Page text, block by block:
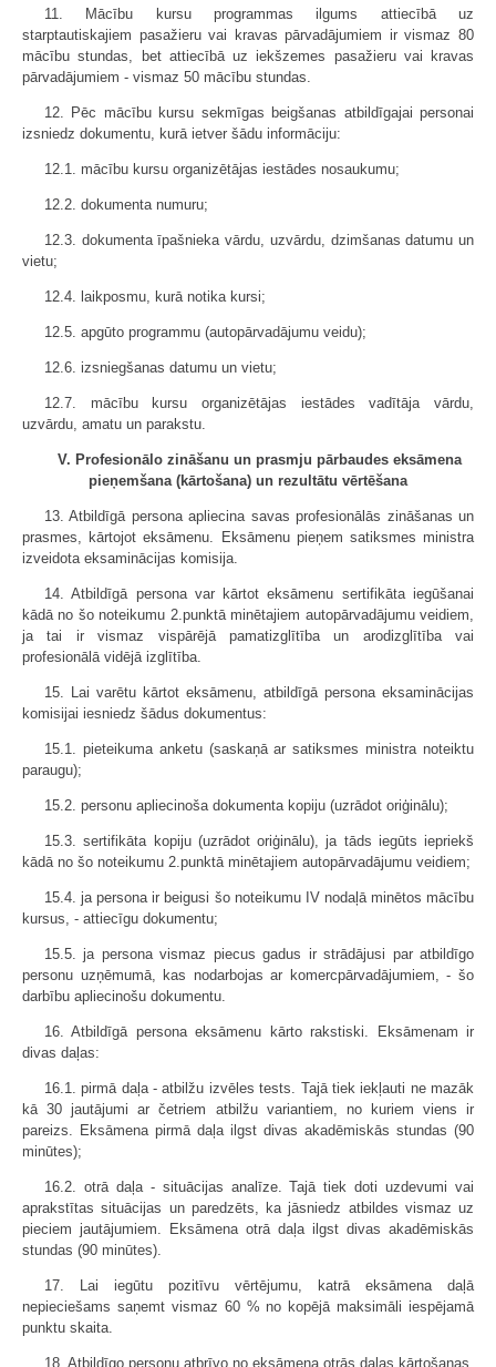
11. Mācību kursu programmas ilgums attiecībā uz
starptautiskajiem pasažieru vai kravas pārvadājumiem ir vismaz 80
mācību stundas, bet attiecībā uz iekšzemes pasažieru vai kravas
pārvadājumiem - vismaz 50 mācību stundas.
12. Pēc mācību kursu sekmīgas beigšanas atbildīgajai personai
izsniedz dokumentu, kurā ietver šādu informāciju:
12.1. mācību kursu organizētājas iestādes nosaukumu;
12.2. dokumenta numuru;
12.3. dokumenta īpašnieka vārdu, uzvārdu, dzimšanas datumu un
vietu;
12.4. laikposmu, kurā notika kursi;
12.5. apgūto programmu (autopārvadājumu veidu);
12.6. izsniegšanas datumu un vietu;
12.7. mācību kursu organizētājas iestādes vadītāja vārdu,
uzvārdu, amatu un parakstu.
V. Profesionālo zināšanu un prasmju pārbaudes eksāmena
pieņemšana (kārtošana) un rezultātu vērtēšana
13. Atbildīgā persona apliecina savas profesionālās zināšanas un
prasmes, kārtojot eksāmenu. Eksāmenu pieņem satiksmes ministra
izveidota eksaminācijas komisija.
14. Atbildīgā persona var kārtot eksāmenu sertifikāta iegūšanai
kādā no šo noteikumu 2.punktā minētajiem autopārvadājumu veidiem,
ja tai ir vismaz vispārējā pamatizglītība un arodizglītība vai
profesionālā vidējā izglītība.
15. Lai varētu kārtot eksāmenu, atbildīgā persona eksaminācijas
komisijai iesniedz šādus dokumentus:
15.1. pieteikuma anketu (saskaņā ar satiksmes ministra noteiktu
paraugu);
15.2. personu apliecinoša dokumenta kopiju (uzrādot oriģinālu);
15.3. sertifikāta kopiju (uzrādot oriģinālu), ja tāds iegūts iepriekš
kādā no šo noteikumu 2.punktā minētajiem autopārvadājumu veidiem;
15.4. ja persona ir beigusi šo noteikumu IV nodaļā minētos mācību
kursus, - attiecīgu dokumentu;
15.5. ja persona vismaz piecus gadus ir strādājusi par atbildīgo
personu uzņēmumā, kas nodarbojas ar komercpārvadājumiem, - šo
darbību apliecinošu dokumentu.
16. Atbildīgā persona eksāmenu kārto rakstiski. Eksāmenam ir
divas daļas:
16.1. pirmā daļa - atbilžu izvēles tests. Tajā tiek iekļauti ne mazāk
kā 30 jautājumi ar četriem atbilžu variantiem, no kuriem viens ir
pareizs. Eksāmena pirmā daļa ilgst divas akadēmiskās stundas (90
minūtes);
16.2. otrā daļa - situācijas analīze. Tajā tiek doti uzdevumi vai
aprakstītas situācijas un paredzēts, ka jāsniedz atbildes vismaz uz
pieciem jautājumiem. Eksāmena otrā daļa ilgst divas akadēmiskās
stundas (90 minūtes).
17. Lai iegūtu pozitīvu vērtējumu, katrā eksāmena daļā
nepieciešams saņemt vismaz 60 % no kopējā maksimāli iespējamā
punktu skaita.
18. Atbildīgo personu atbrīvo no eksāmena otrās daļas kārtošanas,